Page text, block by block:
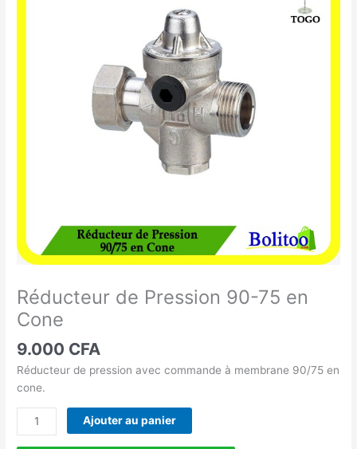
Réducteur de Pression 90-75 en
Cone
9.000 CFA
Réducteur de pression avec commande à membrane 90/75 en
cone.
Ajouter au panier